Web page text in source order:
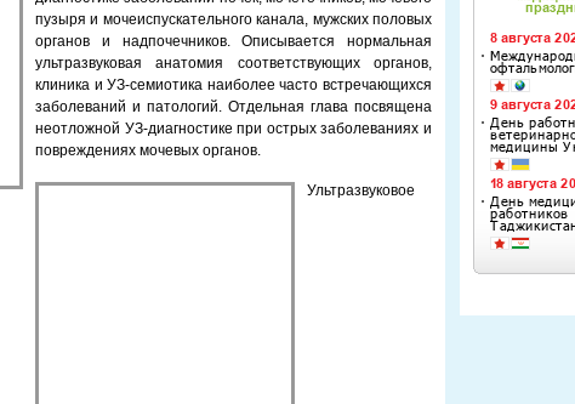
пузыря и мочеиспускательного канала, мужских половых
органов и надпочечников. Описывается нормальная
ультразвуковая анатомия соответствующих органов,
клиника и УЗ-семиотика наиболее часто встречающихся
заболеваний и патологий. Отдельная глава посвящена
неотложной УЗ-диагностике при острых заболеваниях и
повреждениях мочевых органов.
Ультразвуковое